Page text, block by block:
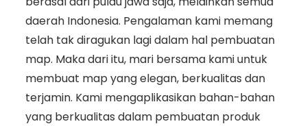
daerah Indonesia. Pengalaman kami memang
telah tak diragukan lagi dalam hal pembuatan
map. Maka dari itu, mari bersama kami untuk
membuat map yang elegan, berkualitas dan
terjamin. Kami mengaplikasikan bahan-bahan
yang berkualitas dalam pembuatan produk